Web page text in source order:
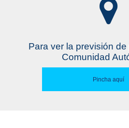
Para ver la previsión
Comunidad
Pincha aquí